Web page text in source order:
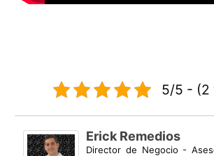
5/5 - (2
Erick Remedios
Director de Negocio -